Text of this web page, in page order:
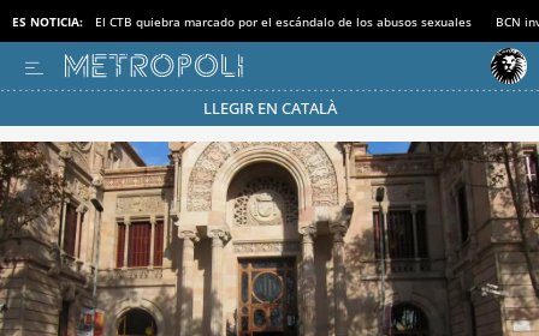
ES NOTICIA: El CTB quiebra marcado por el escándalo de los abusos sexuales BCN
LLEGIR EN CATALÀ
Pásate al MODO AHORRO